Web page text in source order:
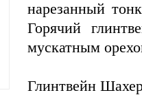
нарезанный
Горячий
мускатным
Глинтвейн